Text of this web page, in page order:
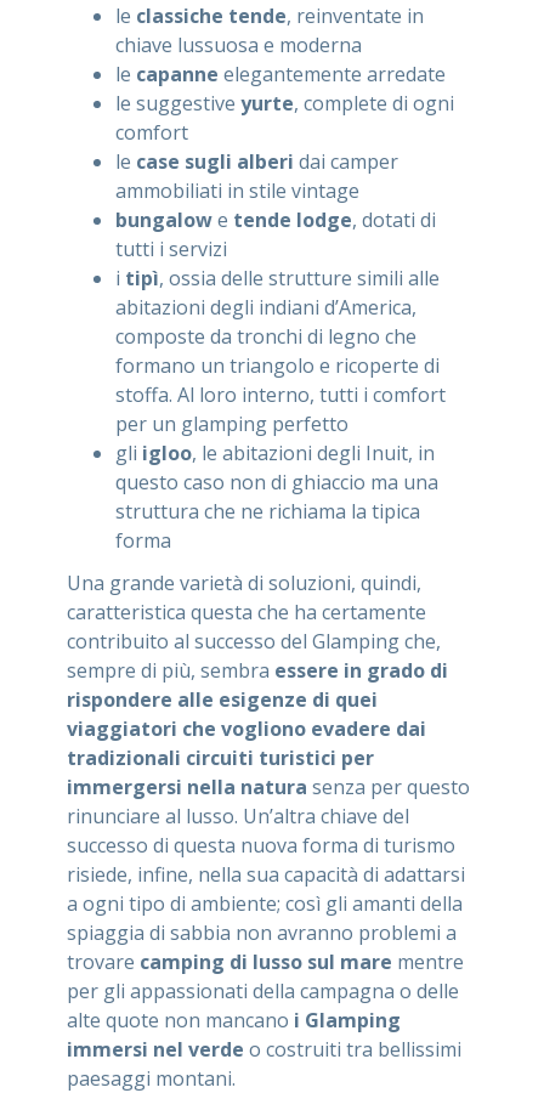
le classiche tende, reinventate in
chiave lussuosa e moderna
le capanne elegantemente arredate
le suggestive yurte, complete di ogni
comfort
le case sugli alberi dai camper
ammobiliati in stile vintage
bungalowe tende lodge, dotati di
tutti i servizi
i tipì, ossia delle strutture simili alle
abitazioni degli indiani d’America,
composte da tronchi di legno che
formano un triangolo e ricoperte di
stoffa. Al loro interno, tutti i comfort
per un glamping perfetto
gli igloo, le abitazioni degli Inuit, in
questo caso non di ghiaccio ma una
struttura che ne richiama la tipica
forma
Una grande varietà di soluzioni, quindi,
caratteristica questa che ha certamente
contribuito al successo del Glamping che,
sempre di più, sembra essere in grado di
rispondere alle esigenze di quei
viaggiatori che vogliono evadere dai
tradizionali circuiti turistici per
immergersi nella natura senza per questo
rinunciare al lusso. Un’altra chiave del
successo di questa nuova forma di turismo
risiede, infine, nella sua capacità di adattarsi
a ogni tipo di ambiente; così gli amanti della
spiaggia di sabbia non avranno problemi a
trovare camping di lusso sul mare mentre
per gli appassionati della campagna o delle
alte quote non mancano i Glamping
immersi nel verde o costruiti tra bellissimi
paesaggi montani.